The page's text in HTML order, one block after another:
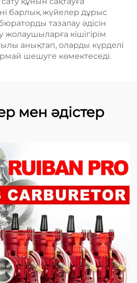
барлық жүйелер дұрыс
тазалау әдісін
жолаушыларға кішігірім
анықтап, оларды күрделі
шешуге көмектеседі.
мен әдістер